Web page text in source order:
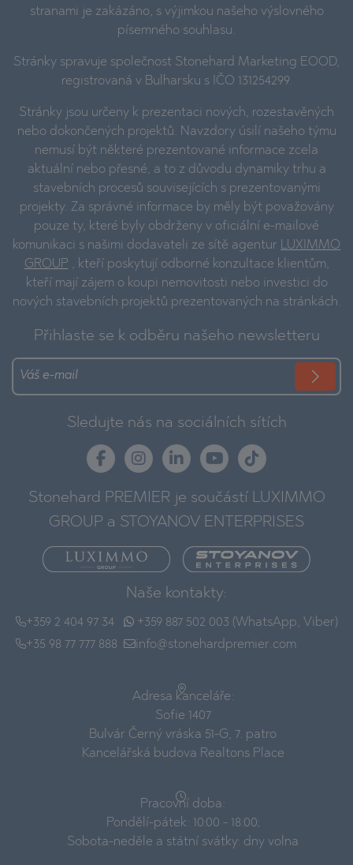
stranami je zakázáno, s výjimkou našeho výslovného
písemného souhlasu.
Stránky spravuje společnost Stonehard Marketing EOOD,
registrovaná v Bulharsku s IČO 131254299.
Stránky jsou určeny k prezentaci nových, rozestavěných
nebo dokončených projektů. Navzdory úsilí našeho týmu
nemusí být některé prezentované informace zcela
aktuální nebo přesné, a to z důvodu dynamiky trhu a
stavebních procesů souvisejících s prezentovanými
projekty. Za správné informace by měly být považovány
pouze ty, které byly obdrženy v oficiální e-mailové
komunikaci s našimi dodavateli ze sítě agentur LUXIMMO
GROUP , kteří poskytují odborné konzultace klientům,
kteří mají zájem o koupi nemovitosti nebo investici do
nových stavebních projektů prezentovaných na stránkách.
Přihlaste se k odběru našeho newsletteru
Sledujte nás na sociálních sítích
Stonehard PREMIER je součástí LUXIMMO
GROUP a STOYANOV ENTERPRISES
Naše kontakty:
+359 2 404 97 34
+35 98 77 777 888
+359 887 502 003 (WhatsApp, Viber)
info@stonehardpremier.com
Adresa kanceláře:
Sofie 1407
Bulvár Černý vráska 51-G, 7. patro
Kancelářská budova Realtons Place
Pracovní doba:
Pondělí-pátek: 10:00 - 18:00;
Sobota-neděle a státní svátky: dny volna